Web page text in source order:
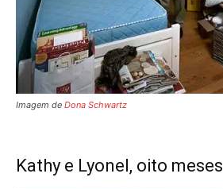
Imagem de Dona Schwartz
Kathy e Lyonel, oito meses